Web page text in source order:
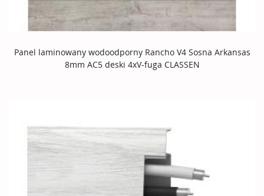
Panel laminowany wodoodporny Rancho V4 Sosna Arkansas
8mm AC5 deski 4xV-fuga CLASSEN